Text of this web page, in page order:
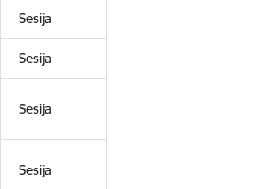
Sesija
Sesija
Sesija
Sesija